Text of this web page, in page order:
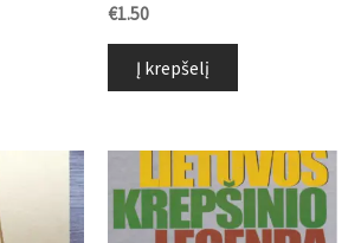
Įvertinimas:
iš
€1.50
Į krepšelį